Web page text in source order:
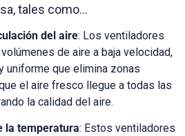
tales como…
del aire: Los ventiladores
de aire a baja velocidad,
uniforme que elimina zonas
el aire fresco llegue a todas las
la calidad del aire.
la temperatura: Estos ventiladores